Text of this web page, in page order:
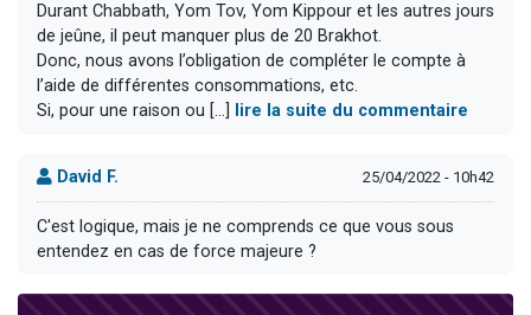
Durant Chabbath, Yom Tov, Yom Kippour et les autres jours
de jeûne, il peut manquer plus de 20 Brakhot.
Donc, nous avons l’obligation de compléter le compte à
l’aide de différentes consommations, etc.
Si, pour une raison ou [...]
lire la suite du commentaire
David F. 25/04/2022 - 10h42
C'est logique, mais je ne comprends ce que vous sous
entendez en cas de force majeure ?